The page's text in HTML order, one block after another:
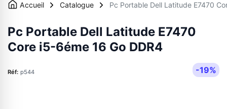
Accueil Catalogue Pc Portable Dell Latitude E7470
Pc Portable Dell Latitude E7470
Core i5-6éme 16 Go DDR4
Réf: p544 -19%